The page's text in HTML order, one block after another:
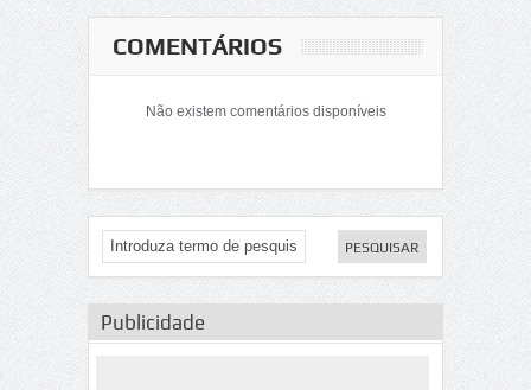
COMENTÁRIOS
Não existem comentários disponíveis
Publicidade